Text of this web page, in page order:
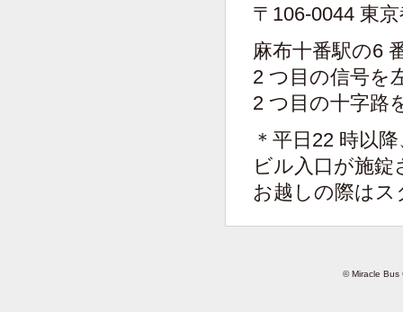
〒106-0044 東
麻布十番駅の6
2 つ目の信号を
2 つ目の十字路
＊平日22 時以
ビル入口が施
お越しの際はス
© Miracle Bus